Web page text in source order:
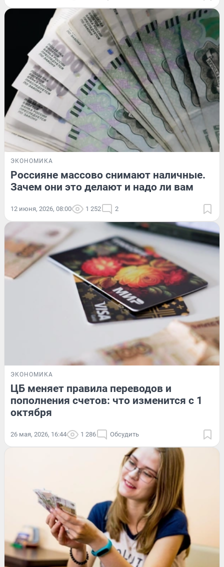
ЭКОНОМИКА
Россияне массово снимают наличные.
Зачем они это делают и надо ли вам
12 июня, 2026, 08:00 1 252 2
ЭКОНОМИКА
ЦБ меняет правила переводов и
пополнения счетов: что изменится с 1
октября
26 мая, 2026, 16:44 1 286 Обсудить